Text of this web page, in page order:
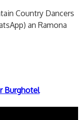
Country Dancers
an Ramona
Burghotel